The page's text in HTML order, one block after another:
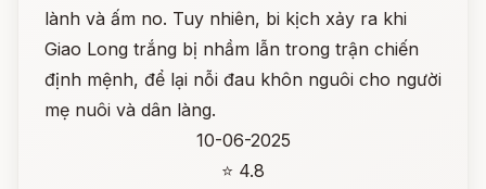
lành và ấm no. Tuy nhiên, bi kịch xảy ra khi
Giao Long trắng bị nhầm lẫn trong trận chiến
định mệnh, để lại nỗi đau khôn nguôi cho người
mẹ nuôi và dân làng.
10-06-2025
⭐ 4.8